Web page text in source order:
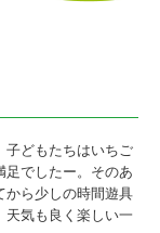
子どもたちはいちご
足でしたー。そのあ
から少しの時間遊具
天気も良く楽しい一